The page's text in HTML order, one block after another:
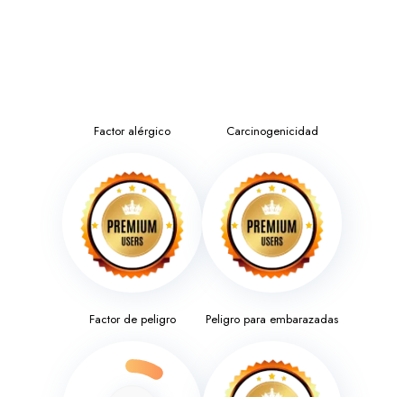
Factor alérgico Carcinogenicidad
Factor de peligro Peligro para embarazadas